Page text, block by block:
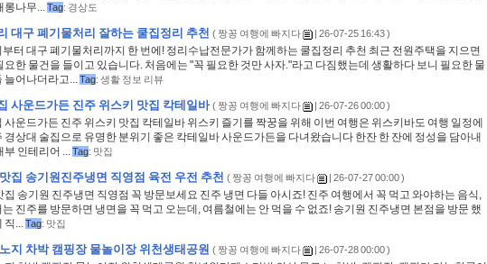
롱나무...Tag: 경상도
대구 폐기물처리 잘하는 쿨집정리 추천 ( 짱꽁 여행에 빠지다 | 26-07-25 16:43 )
터 대구 폐기물처리까지 한 번에! 정리수납전문가가 함께하는 쿨집정리 추천 최근 전원주택을 지으면
요한 물건을 들이고 있습니다. 처음에는 "꼭 필요한 것만 사자."라고 다짐했는데 생활하다 보니 필요한 물
늘어나더라고...Tag: 생활 정보 리뷰
사운드가든 진주 위스키 맛집 칵테일바 ( 짱꽁 여행에 빠지다 | 26-07-26 00:00 )
사운드가든 진주 위스키 맛집 칵테일바 위스키 즐기를 짝꿍을 위해 이번 여행은 위스키바도 여행 일정에
경상대 술집으로 유명한 분위기 좋은 칵테일바 사운드가든을 다녀왔습니다 한잔 한 잔에 정성을 담아내
부 인테리어 ...Tag: 맛집
집 송기원진주냉면 직영점 육전 우전 추천 ( 짱꽁 여행에 빠지다 | 26-07-27 00:00 )
집 송기원 진주냉면 직영점 꼭 방문보세요 진주 냉면 다들 아시죠! 진주 여행에서 꼭 먹고 와야하는 음식,
진주를 방문하면 냉면을 꼭 먹고 오는데, 여름철에는 안 먹을 수 없죠! 송기원 진주냉면 본점을 방문 했
직...Tag: 맛집
지 차박 캠핑장 물놀이장 위천생태공원 ( 짱꽁 여행에 빠지다 | 26-07-28 00:00 )